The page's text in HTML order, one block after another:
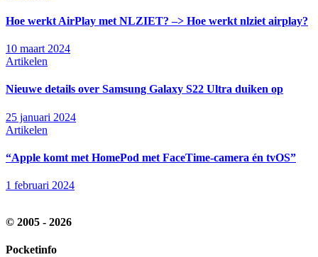
Hoe werkt AirPlay met NLZIET? –> Hoe werkt nlziet airplay?
10 maart 2024
Artikelen
Nieuwe details over Samsung Galaxy S22 Ultra duiken op
25 januari 2024
Artikelen
“Apple komt met HomePod met FaceTime-camera én tvOS”
1 februari 2024
© 2005 - 2026
Pocketinfo